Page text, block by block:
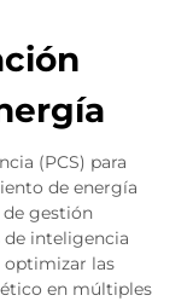
(PCS) para
de energía
de gestión
inteligencia
optimizar las
en múltiples